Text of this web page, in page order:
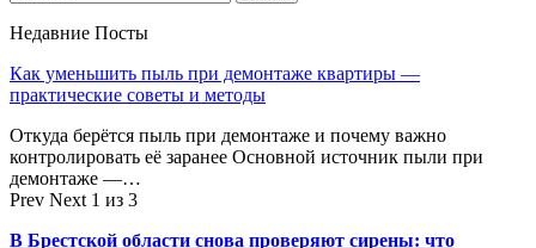
Недавние Посты
Как уменьшить пыль при демонтаже квартиры —
практические советы и методы
Откуда берётся пыль при демонтаже и почему важно
контролировать её заранее Основной источник пыли при
демонтаже —…
Prev Next 1 из 3
В Брестской области снова проверяют сирены: что